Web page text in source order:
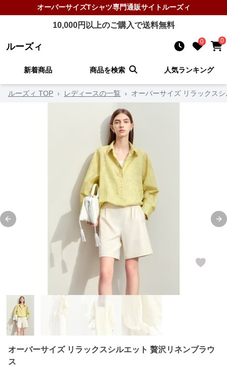
オーバーサイズTシャツ専門通販サイトルーズィ
10,000円以上のご購入で送料無料
ルーズィ 0 0
新着商品 商品を検索 人気ランキング
ルーズィ TOP › レディースの一覧 › オーバーサイズ リラックス
Previous slide
オーバーサイズ リラックスシルエット 贅沢リネンブラウ
ス